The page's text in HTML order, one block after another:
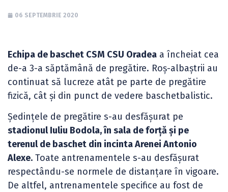
06 SEPTEMBRIE 2020
Echipa de baschet CSM CSU Oradea a încheiat cea
de-a 3-a săptămână de pregătire. Roș-albaștrii au
continuat să lucreze atât pe parte de pregătire
fizică, cât și din punct de vedere baschetbalistic.
Ședințele de pregătire s-au desfășurat pe
stadionul Iuliu Bodola, în sala de forță și pe
terenul de baschet din incinta Arenei Antonio
Alexe. Toate antrenamentele s-au desfășurat
respectându-se normele de distanțare în vigoare.
De altfel, antrenamentele specifice au fost de